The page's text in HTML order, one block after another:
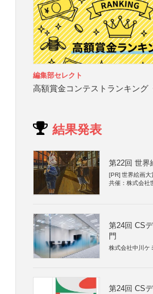
編集部セレクト
高額賞金コンテストランキング
結果発表
第22回 世界
[PR] 世界絵画大
共催：株式会社
第24回 CS
門
株式会社中川ケ
第24回 CS